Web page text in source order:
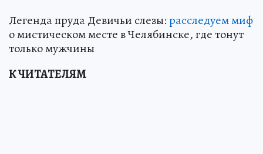
Легенда пруда Девичьи слезы:расследуем миф
о мистическом месте в Челябинске, где тонут
только мужчины
К ЧИТАТЕЛЯМ